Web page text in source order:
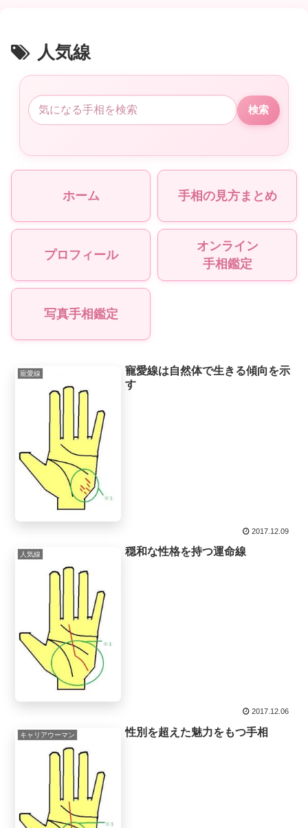
人気線
検索
ホーム 手相の見方まとめ
プロフィール
オンライン
手相鑑定
写真手相鑑定
寵愛線
寵愛線は自然体で生きる傾向を示
す
2017.12.09
人気線 穏和な性格を持つ運命線
2017.12.06
キャリアウーマン 性別を超えた魅力をもつ手相